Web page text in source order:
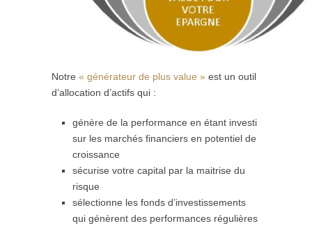
Notre « générateur de plus value » est un outil
d’allocation d’actifs qui :
génère de la performance en étant investi
sur les marchés financiers en potentiel de
croissance
sécurise votre capital par la maitrise du
risque
sélectionne les fonds d’investissements
qui génèrent des performances régulières